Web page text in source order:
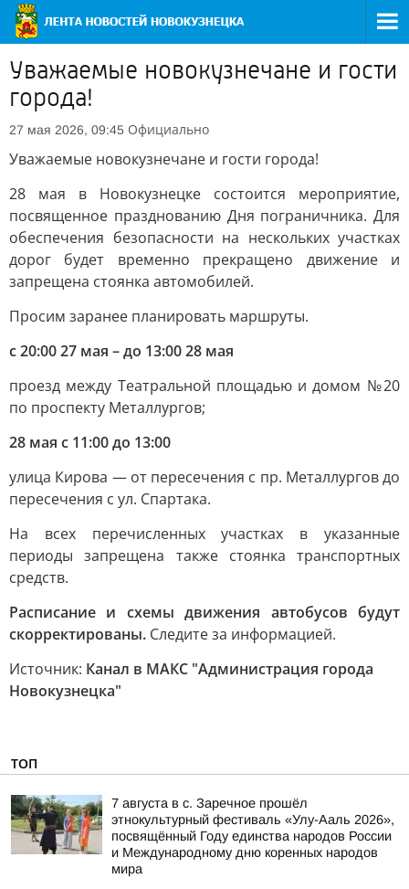
Уважаемые новокузнечане и гости
города!
27 мая 2026, 09:45 Официально
Уважаемые новокузнечане и гости города!
28 мая в Новокузнецке состоится мероприятие,
посвященное празднованию Дня пограничника. Для
обеспечения безопасности на нескольких участках
дорог будет временно прекращено движение и
запрещена стоянка автомобилей.
Просим заранее планировать маршруты.
с 20:00 27 мая – до 13:00 28 мая
проезд между Театральной площадью и домом №20
по проспекту Металлургов;
28 мая с 11:00 до 13:00
улица Кирова — от пересечения с пр. Металлургов до
пересечения с ул. Спартака.
На всех перечисленных участках в указанные
периоды запрещена также стоянка транспортных
средств.
Расписание и схемы движения автобусов будут
скорректированы. Следите за информацией.
Источник: Канал в МАКС "Администрация города
Новокузнецка"
ТОП
7 августа в с. Заречное прошёл
этнокультурный фестиваль «Улу-Ааль 2026»,
посвящённый Году единства народов России
и Международному дню коренных народов
мира